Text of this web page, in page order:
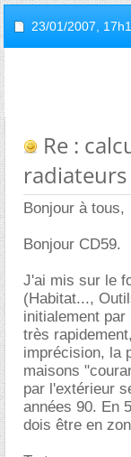
23/01/2007,
Re :
radiateurs
Bonjour à tous,
Bonjour CD59.
J'ai mis sur le
(Habitat...,
initialement
très
imprécision, la
maisons
par l'extérieur
années 90. En
dois être en